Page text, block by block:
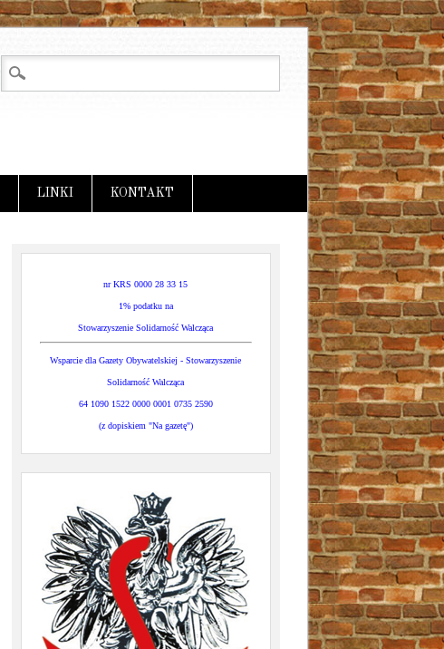
LINKI KONTAKT
nr KRS 0000 28 33 15
1% podatku na
Stowarzyszenie Solidarność Walcząca
Wsparcie dla Gazety Obywatelskiej - Stowarzyszenie
Solidarność Walcząca
64 1090 1522 0000 0001 0735 2590
(z dopiskiem "Na gazetę")